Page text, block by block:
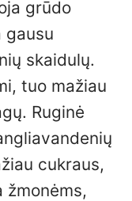
grūdo
gausu
skaidulų.
tuo mažiau
Ruginė
cukraus,